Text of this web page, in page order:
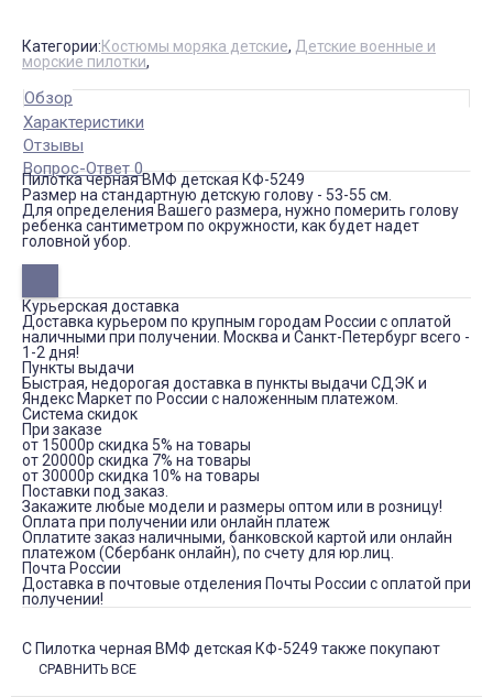
Категории:Костюмы моряка детские, Детские военные и
морские пилотки,
Обзор
Характеристики
Отзывы
Вопрос-Ответ 0
Пилотка черная ВМФ детская КФ-5249
Размер на стандартную детскую голову - 53-55 см.
Для определения Вашего размера, нужно померить голову
ребенка сантиметром по окружности, как будет надет
головной убор.
Курьерская доставка
Доставка курьером по крупным городам России с оплатой
наличными при получении. Москва и Санкт-Петербург всего -
1-2 дня!
Пункты выдачи
Быстрая, недорогая доставка в пункты выдачи СДЭК и
Яндекс Маркет по России с наложенным платежом.
Система скидок
При заказе
от 15000р скидка 5% на товары
от 20000р скидка 7% на товары
от 30000р скидка 10% на товары
Поставки под заказ.
Закажите любые модели и размеры оптом или в розницу!
Оплата при получении или онлайн платеж
Оплатите заказ наличными, банковской картой или онлайн
платежом (Сбербанк онлайн), по счету для юр.лиц.
Почта России
Доставка в почтовые отделения Почты России с оплатой при
получении!
С Пилотка черная ВМФ детская КФ-5249 также покупают
СРАВНИТЬ ВСЕ